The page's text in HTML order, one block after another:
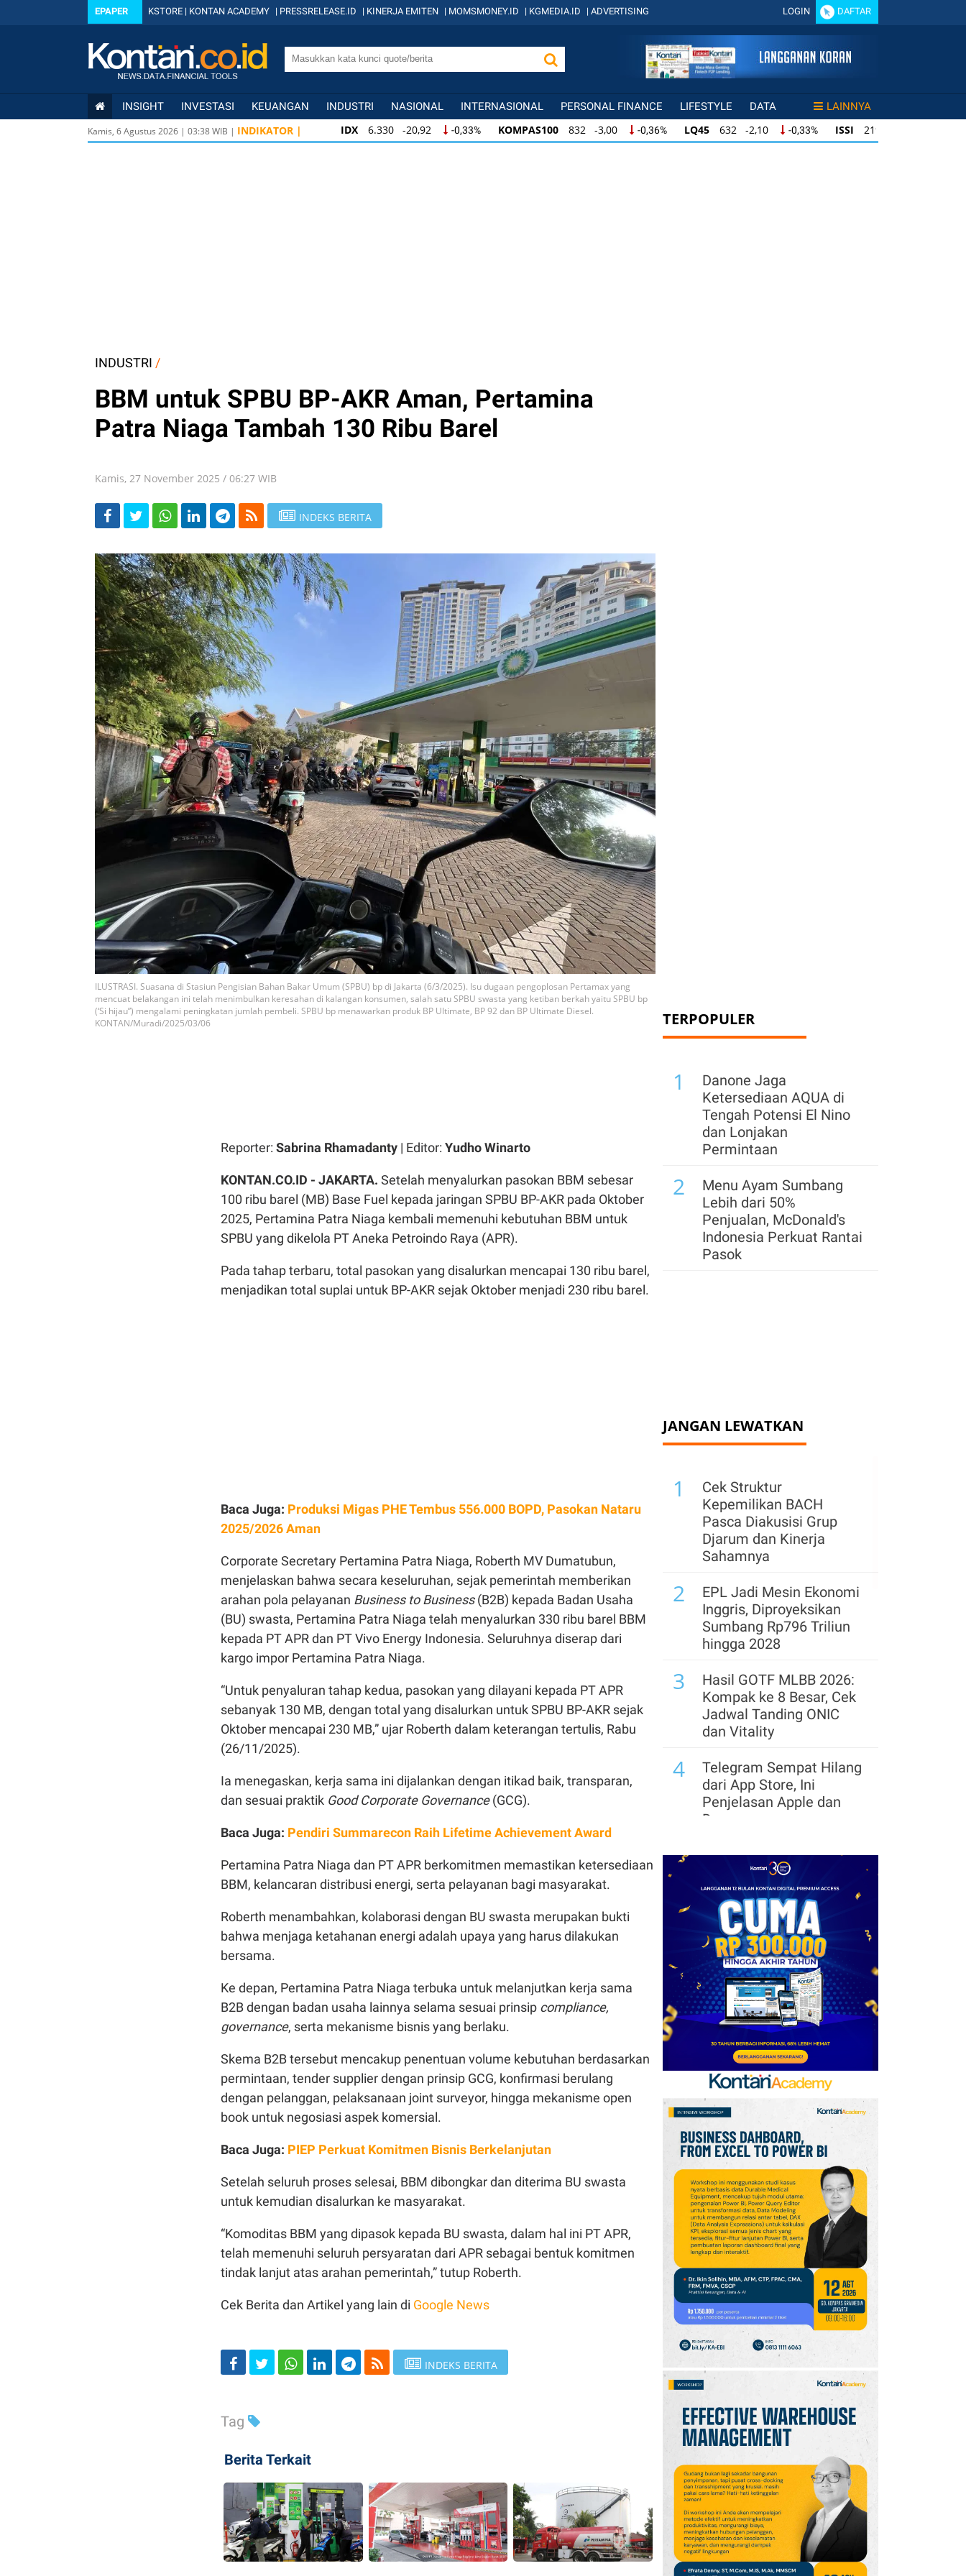
EPAPER KSTORE | KONTAN ACADEMY | PRESSRELEASE.ID | KINERJA EMITEN | MOMSMONEY.ID | KGMEDIA.ID | ADVERTISING LOGIN DAFTAR
INSIGHT INVESTASI KEUANGAN INDUSTRI NASIONAL INTERNASIONAL PERSONAL FINANCE LIFESTYLE DATA LAINNYA
Kamis, 6 Agustus 2026 | 03:38WIB | INDIKATOR | IDX 6.330 -20,92 -0,33% KOMPAS100 832 -3,00 -0,36% LQ45 632 -2,10 -0,33% ISSI 219 -1,21
IDX 6.330 -20,92 -0,33% KOMPAS100 832 -3,00 -0,36% LQ45 632 -2,10 -0,33% ISSI 219 -1,21
INDUSTRI /
BBM untuk SPBU BP-AKR Aman, Pertamina
Patra Niaga Tambah 130 Ribu Barel
Kamis, 27 November 2025 / 06:27 WIB
INDEKS BERITA
ILUSTRASI. Suasana di Stasiun Pengisian Bahan Bakar Umum (SPBU) bp di Jakarta (6/3/2025). Isu dugaan pengoplosan Pertamax yang
mencuat belakangan ini telah menimbulkan keresahan di kalangan konsumen, salah satu SPBU swasta yang ketiban berkah yaitu SPBU bp
(‘Si hijau”) mengalami peningkatan jumlah pembeli. SPBU bp menawarkan produk BP Ultimate, BP 92 dan BP Ultimate Diesel.
KONTAN/Muradi/2025/03/06
Reporter: Sabrina Rhamadanty | Editor: Yudho Winarto
KONTAN.CO.ID - JAKARTA. Setelah menyalurkan pasokan BBM sebesar
100 ribu barel (MB) Base Fuel kepada jaringan SPBU BP-AKR pada Oktober
2025, Pertamina Patra Niaga kembali memenuhi kebutuhan BBM untuk
SPBU yang dikelola PT Aneka Petroindo Raya (APR).
Pada tahap terbaru, total pasokan yang disalurkan mencapai 130 ribu barel,
menjadikan total suplai untuk BP-AKR sejak Oktober menjadi 230 ribu barel.
Baca Juga: Produksi Migas PHE Tembus 556.000 BOPD, Pasokan Nataru
2025/2026 Aman
Corporate Secretary Pertamina Patra Niaga, Roberth MV Dumatubun,
menjelaskan bahwa secara keseluruhan, sejak pemerintah memberikan
arahan pola pelayanan Business to Business(B2B) kepada Badan Usaha
(BU) swasta, Pertamina Patra Niaga telah menyalurkan 330 ribu barel BBM
kepada PT APR dan PT Vivo Energy Indonesia. Seluruhnya diserap dari
kargo impor Pertamina Patra Niaga.
“Untuk penyaluran tahap kedua, pasokan yang dilayani kepada PT APR
sebanyak 130 MB, dengan total yang disalurkan untuk SPBU BP-AKR sejak
Oktober mencapai 230 MB,” ujar Roberth dalam keterangan tertulis, Rabu
(26/11/2025).
Ia menegaskan, kerja sama ini dijalankan dengan itikad baik, transparan,
dan sesuai praktik Good Corporate Governance(GCG).
Baca Juga: Pendiri Summarecon Raih Lifetime Achievement Award
Pertamina Patra Niaga dan PT APR berkomitmen memastikan ketersediaan
BBM, kelancaran distribusi energi, serta pelayanan bagi masyarakat.
Roberth menambahkan, kolaborasi dengan BU swasta merupakan bukti
bahwa menjaga ketahanan energi adalah upaya yang harus dilakukan
bersama.
Ke depan, Pertamina Patra Niaga terbuka untuk melanjutkan kerja sama
B2B dengan badan usaha lainnya selama sesuai prinsip compliance,
governance, serta mekanisme bisnis yang berlaku.
Skema B2B tersebut mencakup penentuan volume kebutuhan berdasarkan
permintaan, tender supplier dengan prinsip GCG, konfirmasi berulang
dengan pelanggan, pelaksanaan joint surveyor, hingga mekanisme open
book untuk negosiasi aspek komersial.
Baca Juga: PIEP Perkuat Komitmen Bisnis Berkelanjutan
Setelah seluruh proses selesai, BBM dibongkar dan diterima BU swasta
untuk kemudian disalurkan ke masyarakat.
“Komoditas BBM yang dipasok kepada BU swasta, dalam hal ini PT APR,
telah memenuhi seluruh persyaratan dari APR sebagai bentuk komitmen
tindak lanjut atas arahan pemerintah,” tutup Roberth.
Cek Berita dan Artikel yang lain di Google News
INDEKS BERITA
Tag
Berita Terkait
TERPOPULER
1
Danone Jaga
Ketersediaan AQUA di
Tengah Potensi El Nino
dan Lonjakan
Permintaan
2
Menu Ayam Sumbang
Lebih dari 50%
Penjualan, McDonald's
Indonesia Perkuat Rantai
Pasok
JANGAN LEWATKAN
1
Cek Struktur
Kepemilikan BACH
Pasca Diakusisi Grup
Djarum dan Kinerja
Sahamnya
2
EPL Jadi Mesin Ekonomi
Inggris, Diproyeksikan
Sumbang Rp796 Triliun
hingga 2028
3
Hasil GOTF MLBB 2026:
Kompak ke 8 Besar, Cek
Jadwal Tanding ONIC
dan Vitality
4
Telegram Sempat Hilang
dari App Store, Ini
Penjelasan Apple dan
Durov
5
Link dan Syarat
Dokumen Pendaftaran
Pandang Istana untuk
Ikut Upacara HUT Ke-81
RI
6
Promo Superindo 6–12
Agustus 2026
Jabodetabek &
Palembang, Diskon
Melon Fujisawa 45%
7
Oppo A7 Pro Max Rilis
dengan Baterai 10.000
mAh, Terbesar
Sepanjang Sejarah Oppo
8
Jadwal Persija vs Arema
FC Perebutan Juara 3
Piala Presiden 2026,
Kick-off Sore Ini
Simak Prakiraan Cuaca
Jawa Barat Kamis (6/8):
Waspada Hujan Ringan
di 3 Wilayah
10 Intip Prakiraan Cuaca
Sumsel Kamis (6/8):
Hujan Ringan
Mendominasi, Siapkan